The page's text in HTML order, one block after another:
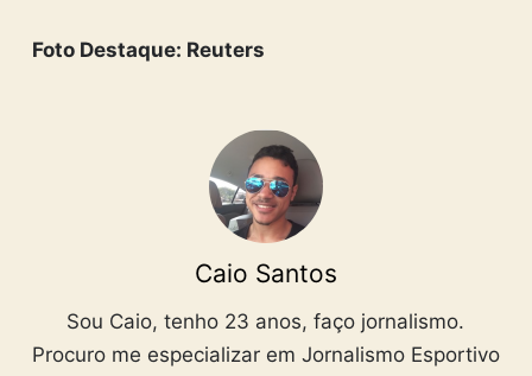
Foto Destaque: Reuters
Caio Santos
Sou Caio, tenho 23 anos, faço jornalismo.
Procuro me especializar em Jornalismo Esportivo